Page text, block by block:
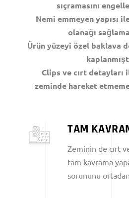
sıçramasını
Nemi emmeyen yapısı
olanağı
Ürün yüzeyi özel baklava
Clips ve cırt detayları
zeminde hareket
TAM
Zeminin de cırt
tam kavrama
sorununu ortadan